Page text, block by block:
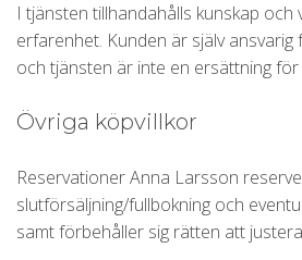
I tjänsten tillhandahålls kunskap och
erfarenhet. Kunden är själv
och tjänsten är inte en ersättning för
Övriga köpvillkor
Reservationer Anna Larsson
slutförsäljning/fullbokning och
samt förbehåller sig rätten att